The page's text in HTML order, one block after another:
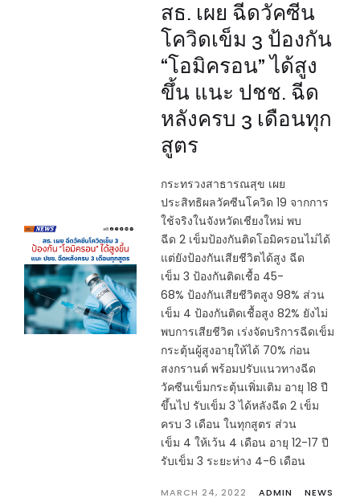
สธ. เผย ฉีดวัคซีน
โควิดเข็ม 3 ป้องกัน
“โอมิครอน” ได้สูง
ขึ้น แนะ ปชช. ฉีด
หลังครบ 3 เดือนทุก
สูตร
กระทรวงสาธารณสุข เผย
ประสิทธิผลวัคซีนโควิด 19 จากการ
ใช้จริงในจังหวัดเชียงใหม่ พบ
ฉีด 2 เข็มป้องกันติดโอมิครอนไม่ได้
แต่ยังป้องกันเสียชีวิตได้สูง ฉีด
เข็ม 3 ป้องกันติดเชื้อ 45-
68% ป้องกันเสียชีวิตสูง 98% ส่วน
เข็ม 4 ป้องกันติดเชื้อสูง 82% ยังไม่
พบการเสียชีวิต เร่งจัดบริการฉีดเข็ม
กระตุ้นผู้สูงอายุให้ได้ 70% ก่อน
สงกรานต์ พร้อมปรับแนวทางฉีด
วัคซีนเข็มกระตุ้นเพิ่มเติม อายุ 18 ปี
ขึ้นไป รับเข็ม 3 ได้หลังฉีด 2 เข็ม
ครบ 3 เดือน ในทุกสูตร ส่วน
เข็ม 4 ให้เว้น 4 เดือน อายุ 12-17 ปี
รับเข็ม 3 ระยะห่าง 4-6 เดือน
MARCH 24, 2022 ADMIN
NEWS